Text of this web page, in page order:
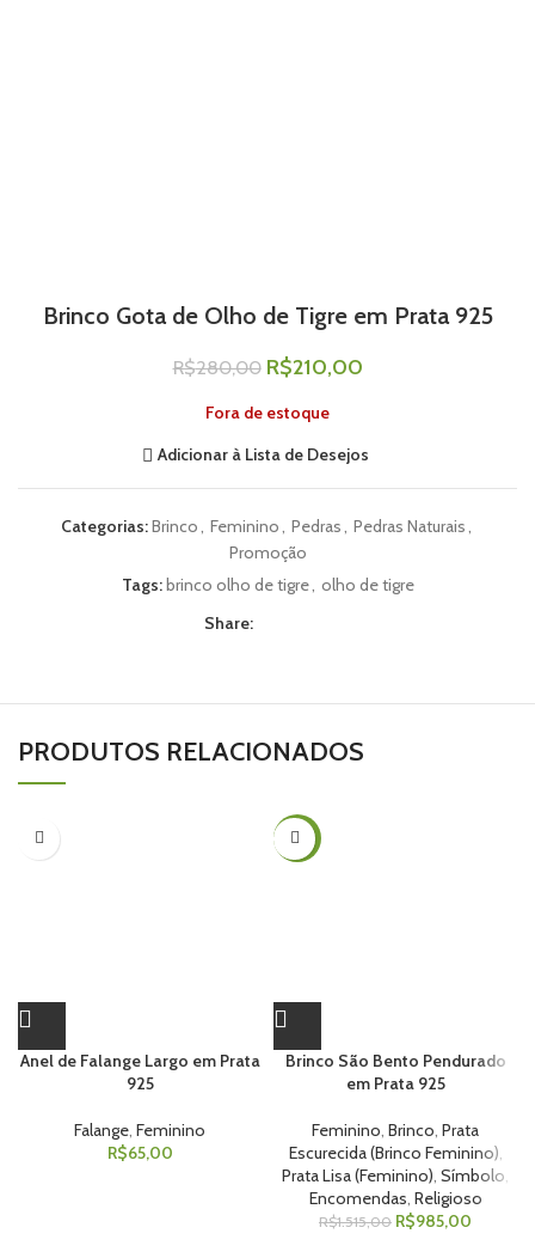
Brinco Gota de Olho de Tigre em Prata 925
R$280,00 R$210,00
Fora de estoque
Adicionar à Lista de Desejos
Categorias:Brinco, Feminino, Pedras, Pedras Naturais,
Promoção
Tags:brinco olho de tigre, olho de tigre
Share:
PRODUTOS RELACIONADOS
Anel de Falange Largo em Prata
925
Falange, Feminino
R$65,00
-35%
Brinco São Bento Pendurado
em Prata 925
Feminino, Brinco, Prata
Escurecida (Brinco Feminino),
Prata Lisa (Feminino), Símbolo,
Encomendas, Religioso
R$1.515,00 R$985,00